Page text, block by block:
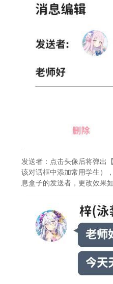
发送者：点击头像后将弹出
该对话框中添加常用学生）
息盒子的发送者，更改效果如